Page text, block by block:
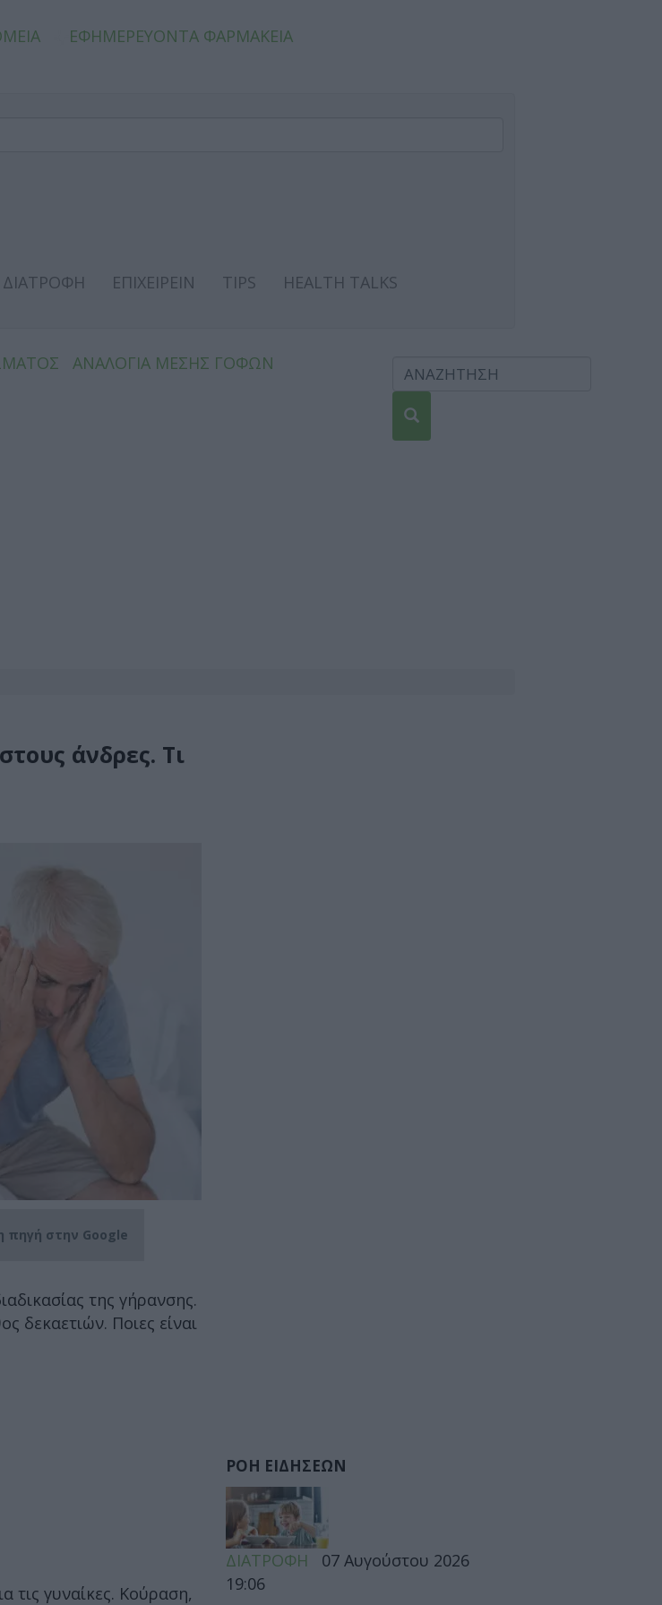
ΕΦΗΜΕΡΕΥΟΝΤΑ ΦΑΡΜΑΚΕΙΑ
ΔΙΑΤΡΟΦΗ ΕΠΙΧΕΙΡΕΙΝ TIPS
HEALTH TALKS
ΑΝΑΛΟΓΙΑ ΜΕΣΗΣ ΓΟΦΩΝ
άνδρες. Τι
πηγή στην Google
της γήρανσης.
δεκαετιών. Ποιες είναι
τις γυναίκες. Κούραση,
ΡΟΗ ΕΙΔΗΣΕΩΝ
ΔΙΑΤΡΟΦΗ
07 Αυγούστου 2026
19:06